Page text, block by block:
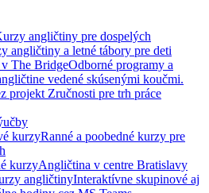
angličtiny pre dospelých
angličtiny a letné tábory pre deti
The BridgeOdborné programy a
vedené skúsenými koučmi.
projekt Zručnosti pre trh práce
kurzyRanné a poobedné kurzy pre
kurzyAngličtina v centre Bratislavy
angličtinyInteraktívne skupinové aj